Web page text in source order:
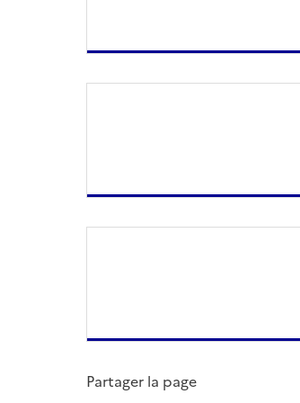
Partager la page